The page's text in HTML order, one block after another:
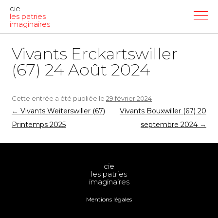
cie
les patries
imaginaires
Vivants Erckartswiller
(67) 24 Août 2024
Cette entrée a été publiée le 29 février 2024
Navigation
des
articles
← Vivants Weiterswiller (67)
Printemps 2025
Vivants Bouxwiller (67) 20
septembre 2024 →
cie
les patries
imaginaires
Mentions légales